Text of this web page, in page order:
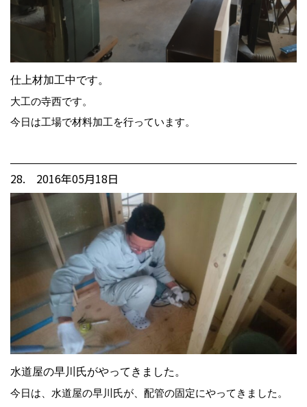
仕上材加工中です。
大工の寺西です。
今日は工場で材料加工を行っています。
28. 2016年05月18日
水道屋の早川氏がやってきました。
今日は、水道屋の早川氏が、配管の固定にやってきました。